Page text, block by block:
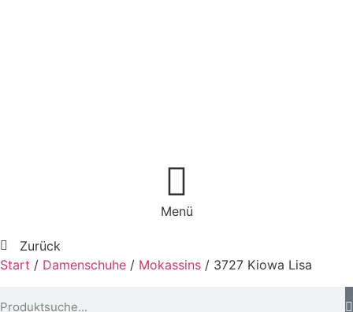
Menü
Zurück
Start / Damenschuhe / Mokassins / 3727 Kiowa Lisa